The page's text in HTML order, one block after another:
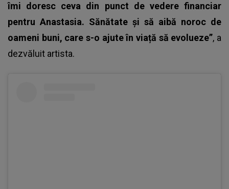
îmi doresc ceva din punct de vedere financiar
pentru Anastasia. Sănătate și să aibă noroc de
oameni buni, care s-o ajute în viață să evolueze”, a
dezvăluit artista.